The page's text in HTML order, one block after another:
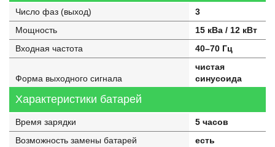
Число фаз (выход)
3
Мощность
15 кВа / 12 кВт
Входная частота
40–70 Гц
Форма выходного сигнала
чистая
синусоида
Характеристики батарей
Время зарядки
5 часов
Возможность замены батарей
есть